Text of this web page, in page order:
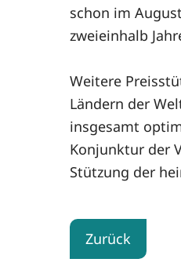
schon im
zweieinhalb
Weitere
Ländern der
insgesamt
Konjunktur der
Stützung der
Zurück